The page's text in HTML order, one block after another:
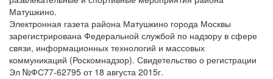
Матушкино.
Электронная газета района Матушкино города Москвы
зарегистрирована Федеральной службой по надзору в сфере
связи, информационных технологий и массовых
коммуникаций (Роскомнадзор). Свидетельство о регистрации
Эл №ФС77-62795 от 18 августа 2015г.